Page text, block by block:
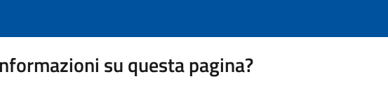
su questa pagina?